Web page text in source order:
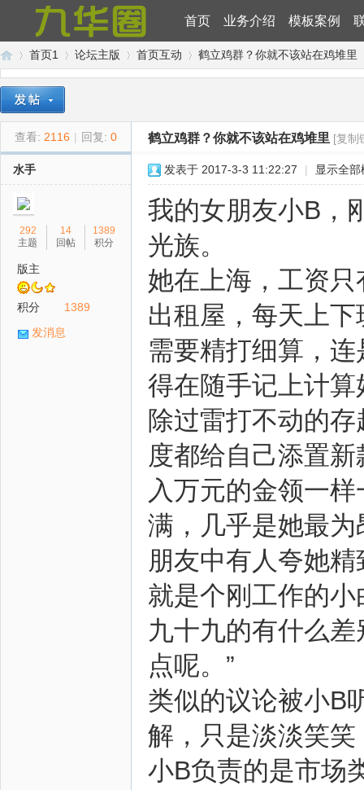
首页 业务介绍 模板案例
九»
首页1
›
论坛主版
›
首页互动
›
鹤立鸡群？你就不该站在鸡堆里
查看: 2116 | 回复: 0 鹤立鸡群？你就不该站在鸡堆里 [复制
水手
292
主题
14
回帖
1389
积分
版主
积分
1389
发消息
发表于 2017-3-3 11:22:27 | 显示全部
我的女朋友小B，
光族。
她在上海，工资
出租屋，每天上
需要精打细算，
得在随手记上计
除过雷打不动的
度都给自己添置
入万元的金领一
满，几乎是她最
朋友中有人夸她
就是个刚工作的
九十九的有什么
点呢。”
类似的议论被小B
解，只是淡淡笑
小B负责的是市场